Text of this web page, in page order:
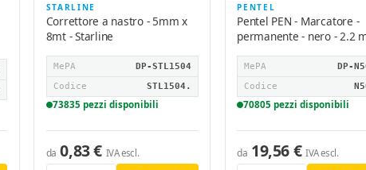
STARLINE
Correttore a nastro - 5mm x
8mt - Starline
MePA
DP-STL1504
Codice
STL1504.
73835 pezzi disponibili
da 0,83 € IVA escl.
PENTEL
Pentel PEN - Marcatore -
permanente - nero - 2.2
MePA
DP-
Codice
70805 pezzi disponibili
da 19,56 € IVA escl.